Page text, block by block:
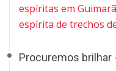
espíritas em
espírita de trechos
Procuremos brilhar